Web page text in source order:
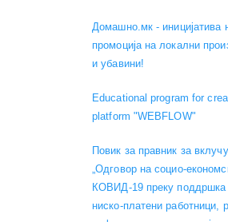
Домашно.мк -
промоција на локални
и убавини!
Educational program for
platform "WEBFLOW"
Повик за правник за
„Одговор на социо-
КОВИД-19 преку поддршка
ниско-платени работници,